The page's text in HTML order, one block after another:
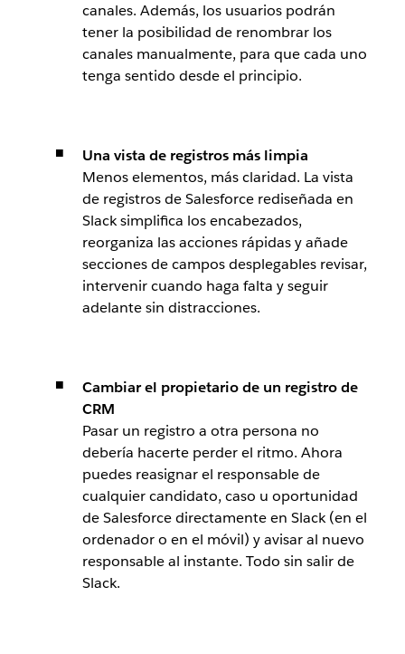
canales. Además, los usuarios podrán
tener la posibilidad de renombrar los
canales manualmente, para que cada uno
tenga sentido desde el principio.
Una vista de registros más limpia
Menos elementos, más claridad. La vista
de registros de Salesforce rediseñada en
Slack simplifica los encabezados,
reorganiza las acciones rápidas y añade
secciones de campos desplegables revisar,
intervenir cuando haga falta y seguir
adelante sin distracciones.
Cambiar el propietario de un registro de
CRM
Pasar un registro a otra persona no
debería hacerte perder el ritmo. Ahora
puedes reasignar el responsable de
cualquier candidato, caso u oportunidad
de Salesforce directamente en Slack (en el
ordenador o en el móvil) y avisar al nuevo
responsable al instante. Todo sin salir de
Slack.